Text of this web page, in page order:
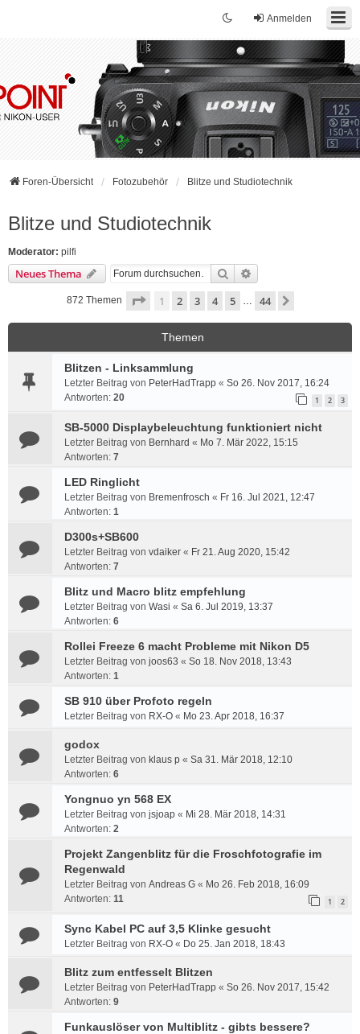
Anmelden
Foren-Übersicht Fotozubehör Blitze und Studiotechnik
Blitze und Studiotechnik
Moderator: pilfi
Neues Thema Suche
872 Themen Seite 1von 44
1 2 3 4 5 … 44
Themen
Blitzen - Linksammlung
Letzter Beitrag von PeterHadTrapp « So 26. Nov 2017, 16:24
Antworten: 20 1 2 3
SB-5000 Displaybeleuchtung funktioniert nicht
Letzter Beitrag von Bernhard « Mo 7. Mär 2022, 15:15
Antworten: 7
LED Ringlicht
Letzter Beitrag von Bremenfrosch « Fr 16. Jul 2021, 12:47
Antworten: 1
D300s+SB600
Letzter Beitrag von vdaiker « Fr 21. Aug 2020, 15:42
Antworten: 7
Blitz und Macro blitz empfehlung
Letzter Beitrag von Wasi « Sa 6. Jul 2019, 13:37
Antworten: 6
Rollei Freeze 6 macht Probleme mit Nikon D5
Letzter Beitrag von joos63 « So 18. Nov 2018, 13:43
Antworten: 1
SB 910 über Profoto regeln
Letzter Beitrag von RX-O « Mo 23. Apr 2018, 16:37
godox
Letzter Beitrag von klaus p « Sa 31. Mär 2018, 12:10
Antworten: 6
Yongnuo yn 568 EX
Letzter Beitrag von jsjoap « Mi 28. Mär 2018, 14:31
Antworten: 2
Projekt Zangenblitz für die Froschfotografie im
Regenwald
Letzter Beitrag von Andreas G « Mo 26. Feb 2018, 16:09
Antworten: 11 1 2
Sync Kabel PC auf 3,5 Klinke gesucht
Letzter Beitrag von RX-O « Do 25. Jan 2018, 18:43
Blitz zum entfesselt Blitzen
Letzter Beitrag von PeterHadTrapp « So 26. Nov 2017, 15:42
Antworten: 9
Funkauslöser von Multiblitz - gibts bessere?